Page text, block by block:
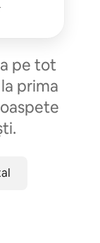
pe tot
prima